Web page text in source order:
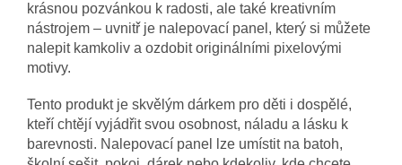
krásnou pozvánkou k radosti, ale také kreativním
nástrojem – uvnitř je nalepovací panel, který si můžete
nalepit kamkoliv a ozdobit originálními pixelovými
motivy.
Tento produkt je skvělým dárkem pro děti i dospělé,
kteří chtějí vyjádřit svou osobnost, náladu a lásku k
barevnosti. Nalepovací panel lze umístit na batoh,